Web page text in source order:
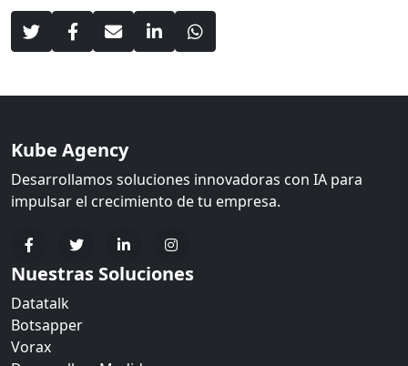
Kube Agency
Desarrollamos soluciones innovadoras con IA para
impulsar el crecimiento de tu empresa.
Nuestras Soluciones
Datatalk
Botsapper
Vorax